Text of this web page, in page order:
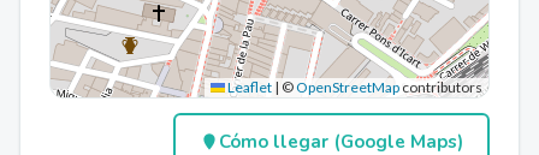
Leaflet | ©OpenStreetMap contributors
Cómo llegar (Google Maps)